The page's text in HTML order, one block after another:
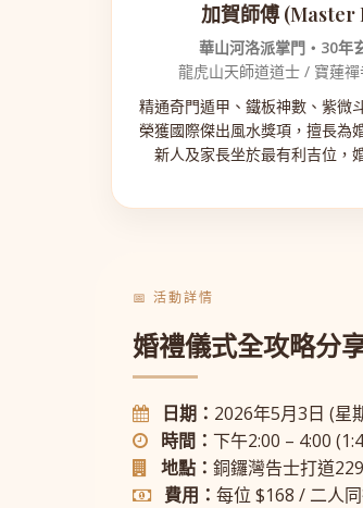
加賀師傅 (Master
華山河洛派掌門・30年
龍虎山天師道道士 / 寶蓮
精通奇門遁甲、鐵板神數、紫微
榮獲國際傑出風水獎項，擅長為
新人及家長坐於最有利吉位，
📅 活動詳情
婚禮儀式全攻略分
日期： 2026年5月3日 (星
時間： 下午2:00 – 4:00
地點： 銅鑼灣告士打道
費用： 每位 $168 / 二人